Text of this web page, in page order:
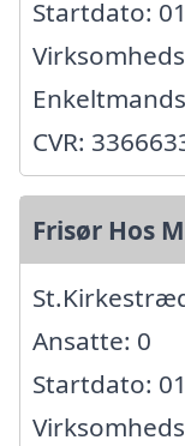
Startdato:
CVR:
Frisør Hos
Ansatte: 0
Startdato: